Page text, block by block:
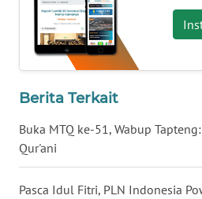
Berita Terkait
Buka MTQ ke-51, Wabup
Qur'ani
Pasca Idul Fitri, PLN Indonesia
WN
MALUKU
WN
DAIRI
WN